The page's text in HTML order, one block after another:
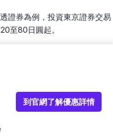
證券為例，投資東京證券交易
至80日圓起。
到官網了解優惠詳情